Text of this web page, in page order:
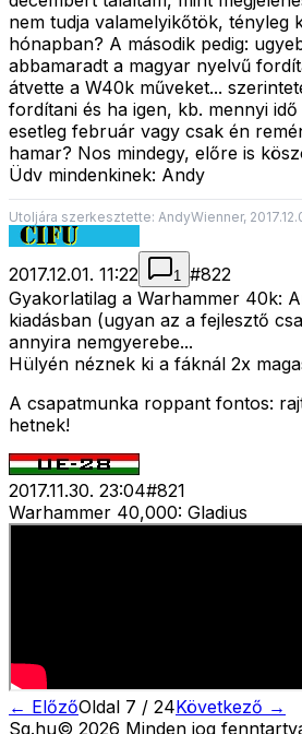
nem tudja valamelyikőtök, tényleg
hónapban? A második pedig:
abbamaradt a magyar nyelvű
átvette a W40k műveket...
fordítani és ha igen, kb. mennyi
esetleg február vagy csak én
hamar? Nos mindegy, előre is
Üdv mindenkinek: Andy
Utoljára szerkesztette: AndyWienner,
2017.12.01. 11:22 1 #822
Gyakorlatilag a Warhammer 40k:
kiadásban (ugyan az a fejlesztő
annyira nemgyerebe...
Hülyén néznek ki a fáknál 2x
A csapatmunka roppant fontos:
hetnek!
2017.11.30. 23:04#821
Warhammer 40,000: Gladius
← ElőzőOldal 7 / 24Következő →
Sg.hu© 2026 Minden jog